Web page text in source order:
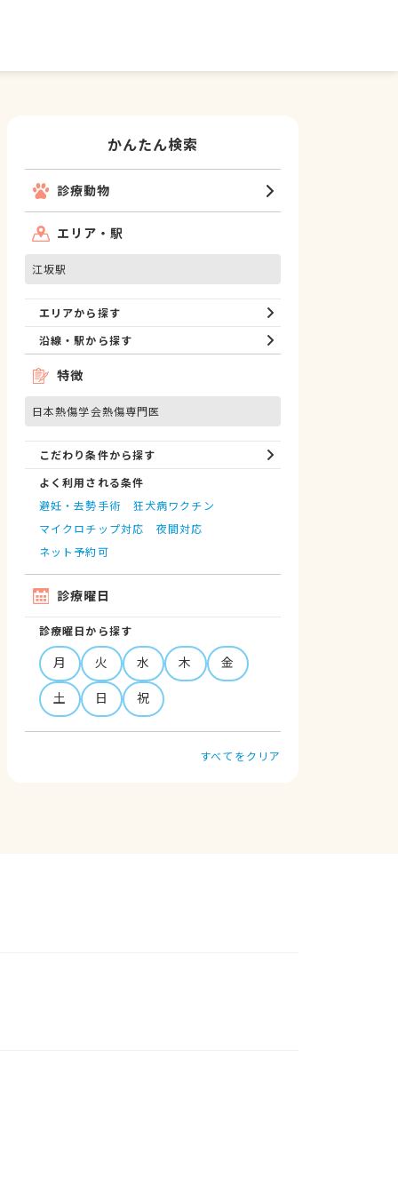
かんたん検索
診療動物
エリア・駅
江坂駅
エリアから探す
沿線・駅から探す
特徴
日本熱傷学会熱傷専門医
こだわり条件から探す
よく利用される条件
避妊・去勢手術
狂犬病ワクチン
マイクロチップ対応
夜間対応
ネット予約可
診療曜日
診療曜日から探す
月 火 水 木
金
土
日 祝
すべてをクリア